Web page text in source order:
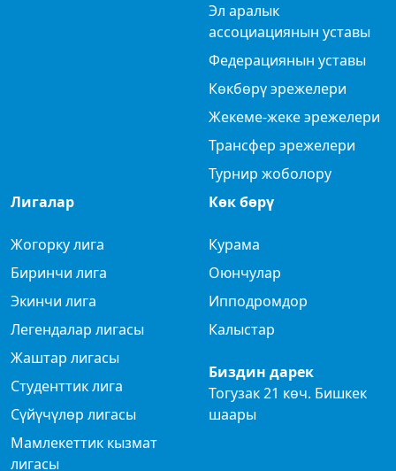
Эл аралык
ассоциациянын уставы
Федерациянын уставы
Көкбөрү эрежелери
Жекеме-жеке эрежелери
Трансфер эрежелери
Турнир жоболору
Лигалар
Жогорку лига
Биринчи лига
Экинчи лига
Легендалар лигасы
Жаштар лигасы
Студенттик лига
Сүйүчүлөр лигасы
Мамлекеттик кызмат
лигасы
Көк бөрү
Курама
Оюнчулар
Ипподромдор
Калыстар
Биздин дарек
Тогузак 21 көч. Бишкек
шаары